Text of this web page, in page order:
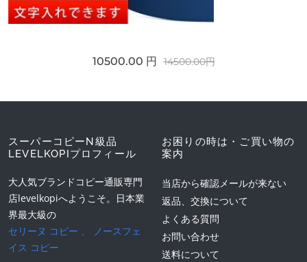
10500.00 円 14500.00円
スーパーコピーN級品
LEVELKOPIプロフィール
大人気ブランドコピー通販専門
店levelkopiへようこそ。日本業
界最大級の
セリーヌ コピー 、
ノースフェ
イス コピー
お困りの時は・ご買い物の
案内
当店から確認メールが来ない
返品、交換について
よくある質問
お問い合わせ
送料について